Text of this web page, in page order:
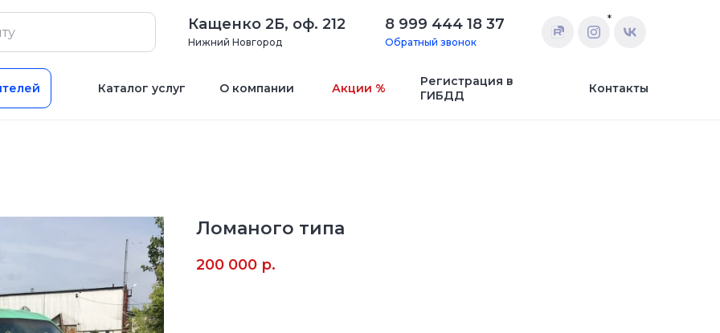
Кащенко 2Б, оф. 212
Нижний Новгород
*
8 999 444 18 37
Обратный звонок
Каталог услуг О компании Акции %
Регистрация в
ГИБДД
Контакты
Ломаного типа
200 000 р.